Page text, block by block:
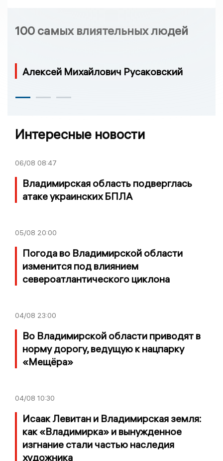
100 самых влиятельных людей
Алексей Михайлович Русаковский
Интересные новости
06/08 08:47
Владимирская область подверглась
атаке украинских БПЛА
05/08 20:00
Погода во Владимирской области
изменится под влиянием
североатлантического циклона
04/08 23:00
Во Владимирской области приводят в
норму дорогу, ведущую к нацпарку
«Мещёра»
04/08 10:30
Исаак Левитан и Владимирская земля:
как «Владимирка» и вынужденное
изгнание стали частью наследия
художника